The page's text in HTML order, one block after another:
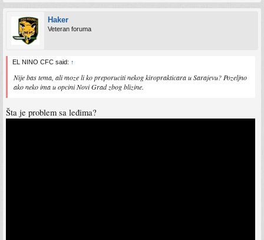
Haker
Veteran foruma
EL NINO CFC said: ↑
Nije bas tema, ali moze li ko preporuciti nekog kiroprakticara u Sarajevu? Pozeljno
ako neko ima u opcini Novi Grad zbog blizine.
Šta je problem sa leđima?